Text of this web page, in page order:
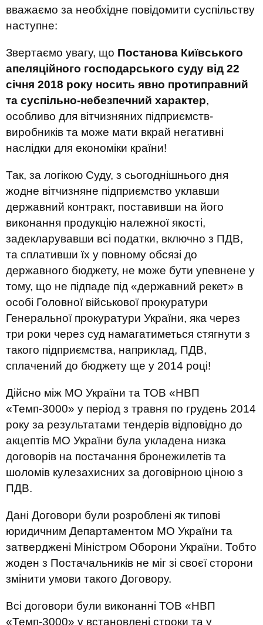
вважаємо за необхідне повідомити суспільству
наступне:
Звертаємо увагу, що Постанова Київського
апеляційного господарського суду від 22
січня 2018 року носить явно протиправний
та суспільно-небезпечний характер,
особливо для вітчизняних підприємств-
виробників та може мати вкрай негативні
наслідки для економіки країни!
Так, за логікою Суду, з сьогоднішнього дня
жодне вітчизняне підприємство уклавши
державний контракт, поставивши на його
виконання продукцію належної якості,
задекларувавши всі податки, включно з ПДВ,
та сплативши їх у повному обсязі до
державного бюджету, не може бути упевнене у
тому, що не підпаде під «державний рекет» в
особі Головної військової прокуратури
Генеральної прокуратури України, яка через
три роки через суд намагатиметься стягнути з
такого підприємства, наприклад, ПДВ,
сплачений до бюджету ще у 2014 році!
Дійсно між МО України та ТОВ «НВП
«Темп-3000» у період з травня по грудень 2014
року за результатами тендерів відповідно до
акцептів МО України була укладена низка
договорів на постачання бронежилетів та
шоломів кулезахисних за договірною ціною з
ПДВ.
Дані Договори були розроблені як типові
юридичним Департаментом МО України та
затверджені Міністром Оборони України. Тобто
жоден з Постачальників не міг зі своєї сторони
змінити умови такого Договору.
Всі договори були виконанні ТОВ «НВП
«Темп-3000» у встановлені строки та у